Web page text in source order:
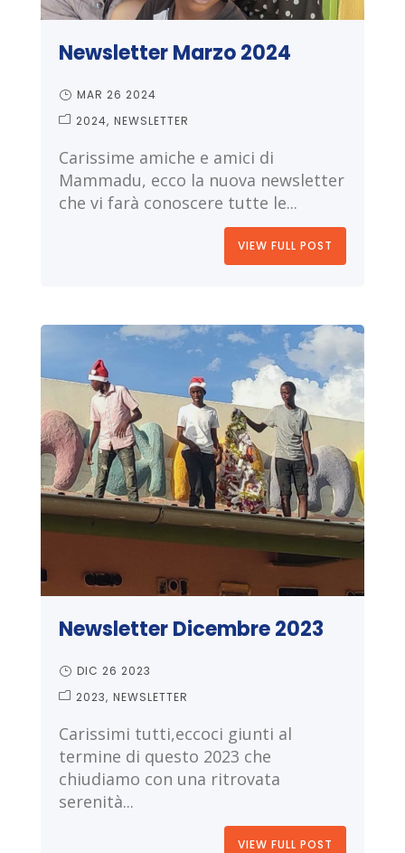
Newsletter Marzo 2024
MAR 26 2024
2024 NEWSLETTER
Carissime amiche e amici di
Mammadu, ecco la nuova newsletter
che vi farà conoscere tutte le...
VIEW FULL POST
Newsletter Dicembre 2023
DIC 26 2023
2023 NEWSLETTER
Carissimi tutti,eccoci giunti al
termine di questo 2023 che
chiudiamo con una ritrovata
serenità...
VIEW FULL POST